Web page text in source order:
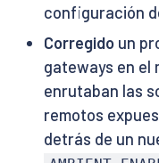
configuración
Corregidoun
gateways en el
enrutaban las
remotos
detrás de un